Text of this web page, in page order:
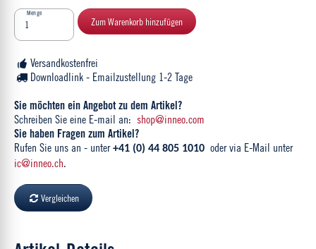
Menge
Zum Warenkorb hinzufügen
Versandkostenfrei
Downloadlink - Emailzustellung 1-2 Tage
Sie möchten ein Angebot zu dem Artikel?
Schreiben Sie eine E-mail an: shop@inneo.com
Sie haben Fragen zum Artikel?
Rufen Sie uns an - unter+41 (0) 44 805 1010 oder via E-Mail unter
ic@inneo.ch.
Vergleichen